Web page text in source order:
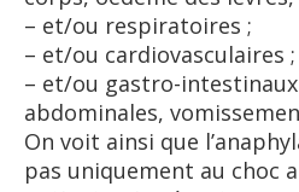
– et/ou respiratoires ;
– et/ou cardiovasculaires ;
– et/ou gastro-
abdominales,
On voit ainsi que
pas uniquement au choc